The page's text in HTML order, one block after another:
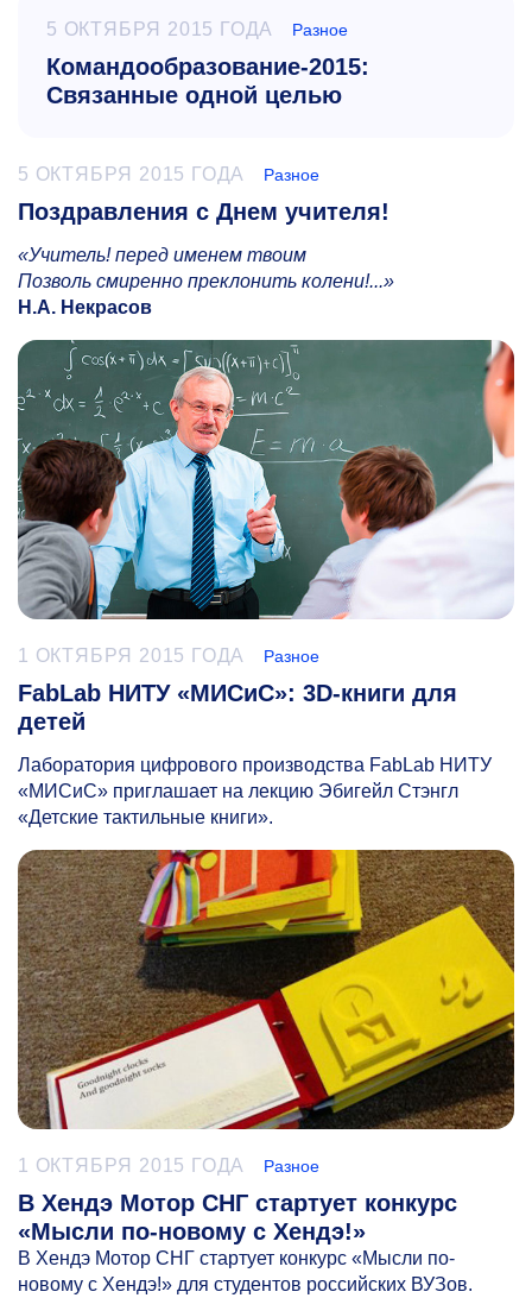
5 ОКТЯБРЯ 2015 ГОДА Разное
Командообразование-2015:
Связанные одной целью
5 ОКТЯБРЯ 2015 ГОДА Разное
Поздравления с Днем учителя!
«Учитель! перед именем твоим
Позволь смиренно преклонить колени!...»
Н.А. Некрасов
1 ОКТЯБРЯ 2015 ГОДА Разное
FabLab НИТУ «МИСиС»: 3D-книги для
детей
Лаборатория цифрового производства FabLab НИТУ
«МИСиС» приглашает на лекцию Эбигейл Стэнгл
«Детские тактильные книги».
1 ОКТЯБРЯ 2015 ГОДА Разное
В Хендэ Мотор СНГ стартует конкурс
«Мысли по-новому с Хендэ!»
В Хендэ Мотор СНГ стартует конкурс «Мысли по-
новому с Хендэ!» для студентов российских ВУЗов.